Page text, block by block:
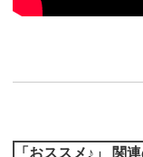
「おススメ♪」 関